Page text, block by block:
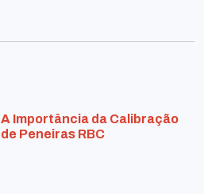
A Importância da Calibração
de Peneiras RBC